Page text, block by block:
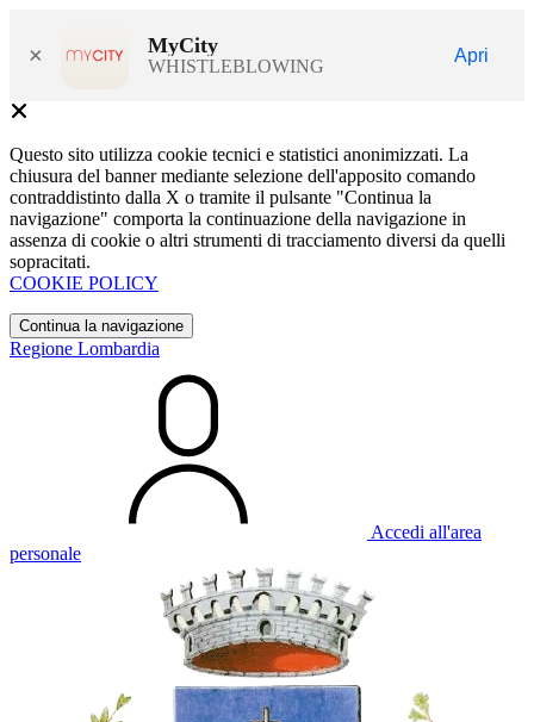
× MyCity
WHISTLEBLOWING
Apri
Questo sito utilizza cookie tecnici e statistici anonimizzati. La
chiusura del banner mediante selezione dell'apposito comando
contraddistinto dalla X o tramite il pulsante "Continua la
navigazione" comporta la continuazione della navigazione in
assenza di cookie o altri strumenti di tracciamento diversi da quelli
sopracitati.
COOKIE POLICY
Continua la navigazione
Regione Lombardia
Accedi all'area
personale